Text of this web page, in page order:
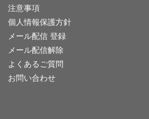
注意事項
個人情報保護方針
メール配信 登録
メール配信解除
よくあるご質問
お問い合わせ